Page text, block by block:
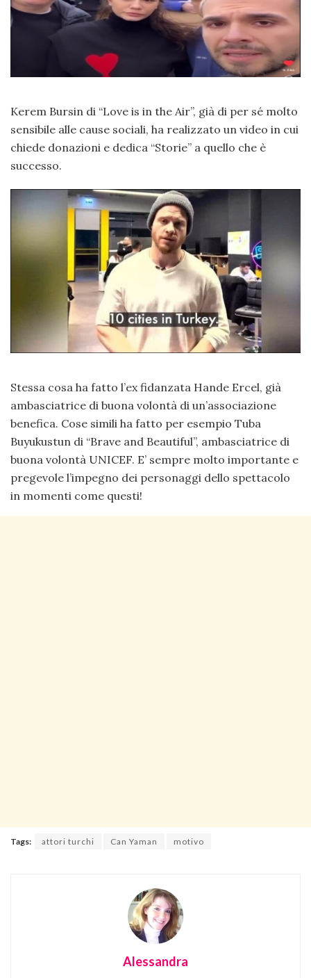
Kerem Bursin di “Love is in the Air”, già di per sé molto
sensibile alle cause sociali, ha realizzato un video in cui
chiede donazioni e dedica “Storie” a quello che è
successo.
Stessa cosa ha fatto l’ex fidanzata Hande Ercel, già
ambasciatrice di buona volontà di un’associazione
benefica. Cose simili ha fatto per esempio Tuba
Buyukustun di “Brave and Beautiful”, ambasciatrice di
buona volontà UNICEF. E’ sempre molto importante e
pregevole l’impegno dei personaggi dello spettacolo
in momenti come questi!
Tags: attori turchi Can Yaman motivo
Alessandra